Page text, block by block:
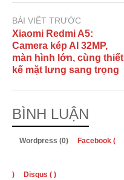
BÀI VIẾT TRƯỚC
Xiaomi Redmi A5:
Camera kép AI 32MP,
màn hình lớn, cùng thiết
kế mặt lưng sang trọng
BÌNH LUẬN
Wordpress (0) Facebook (
) Disqus ( )